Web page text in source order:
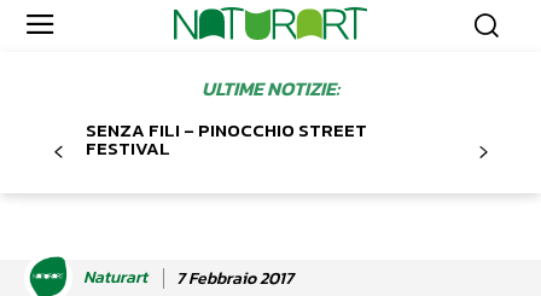
ULTIME NOTIZIE:
SENZA FILI – PINOCCHIO STREET
FESTIVAL
Naturart 7 Febbraio 2017